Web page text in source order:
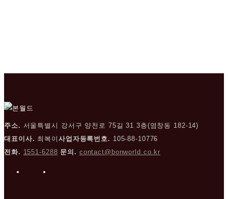
주소. 서울특별시 강서구 양천로 75길 31 3층(염창동 182-14)
대표이사. 최복이 사업자등록번호. 105-88-10776
전화. 1551-6288 문의. contact@bonworld.co.kr